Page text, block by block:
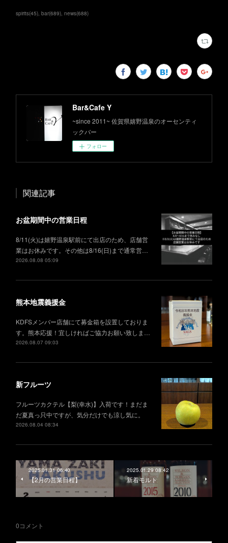
spirits(45) bar(689) news(688)
Bar&Cafe Y
~since 2011~ 佐賀県嬉野温泉のオーセンティ
ックバー
フォロー
関連記事
お盆期間中の営業日程
8/11(火)は嬉野温泉駅前にて出店のため、店舗営
業はお休みです。その他は8/16(日)まで通常営…
2026.08.08 05:09
熊本地震義援金
KDFSメンバー店舗にて募金箱を設置しておりま
す。熊本応援！宜しければご協力お願い致しま…
2026.08.07 09:03
新フルーツ
フルーツカクテル【梨(幸水)】入荷です！まだま
だ夏真っ只中ですが、気分だけでも涼し気に。
2026.08.04 08:34
2025.01.31 06:40
【2月の営業日程】
2025.01.29 08:42
新着モルト
0コメント